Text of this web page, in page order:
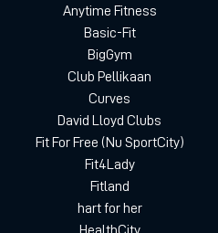
Anytime Fitness
Basic-Fit
BigGym
Club Pellikaan
Curves
David Lloyd Clubs
Fit For Free (Nu SportCity)
Fit4Lady
Fitland
hart for her